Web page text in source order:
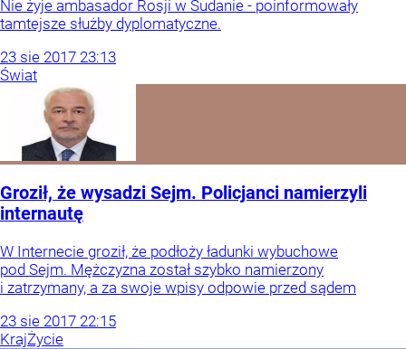
Nie żyje ambasador Rosji w Sudanie - poinformowały
tamtejsze służby dyplomatyczne.
23 sie 2017 23:13
Świat
Groził, że wysadzi Sejm. Policjanci namierzyli
internautę
W Internecie groził, że podłoży ładunki wybuchowe
pod Sejm. Mężczyzna został szybko namierzony
i zatrzymany, a za swoje wpisy odpowie przed sądem
23 sie 2017 22:15
KrajŻycie